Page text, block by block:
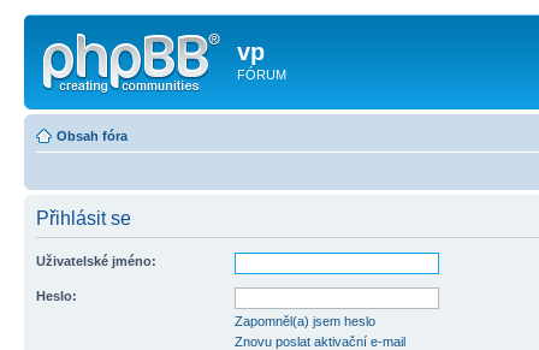
vp
FÓRUM
Obsah fóra
Přihlásit se
Uživatelské jméno:
Heslo:
Zapomněl(a) jsem heslo
Znovu poslat aktivační e-mail